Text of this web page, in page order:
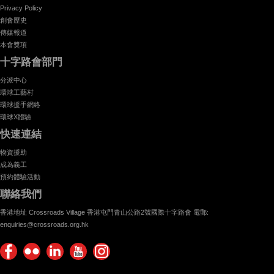
Privacy Policy
創會歷史
傳媒報道
本會獎項
十字路會部門
分派中心
環球工藝村
環球援手網絡
環球X體驗
快速連結
物資援助
成為義工
預約體驗活動
聯絡我們
香港地址 Crossroads Village 香港屯門青山公路2號國際十字路會 電郵:
enquiries@crossroads.org.hk